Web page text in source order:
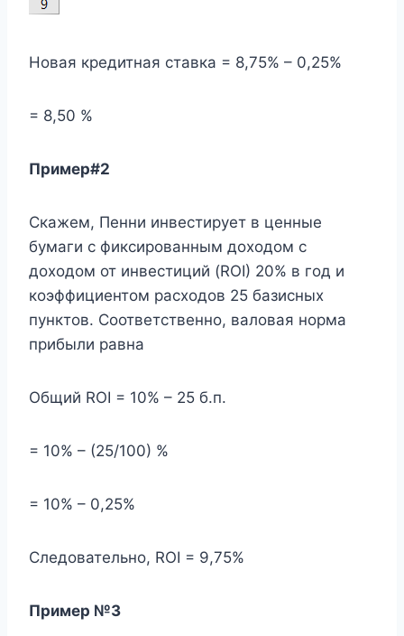
Новая кредитная ставка = 8,75% – 0,25%
= 8,50 %
Пример#2
Скажем, Пенни инвестирует в ценные
бумаги с фиксированным доходом с
доходом от инвестиций (ROI) 20% в год и
коэффициентом расходов 25 базисных
пунктов. Соответственно, валовая норма
прибыли равна
Общий ROI = 10% – 25 б.п.
= 10% – (25/100) %
= 10% – 0,25%
Следовательно, ROI = 9,75%
Пример №3